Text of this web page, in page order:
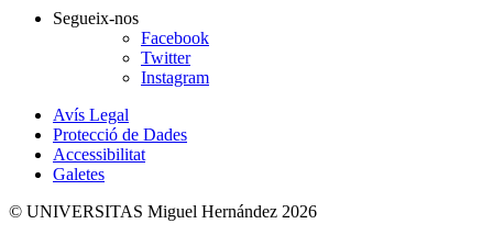
Segueix-nos
Facebook
Twitter
Instagram
Avís Legal
Protecció de Dades
Accessibilitat
Galetes
© UNIVERSITAS Miguel Hernández 2026